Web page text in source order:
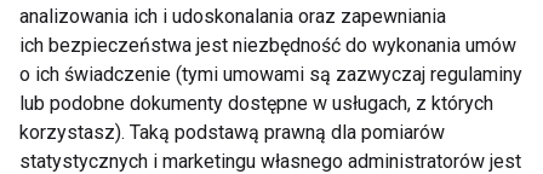
Wpływ kolorów na
nastrój i apetyt –
psychologia jedzenia
Poznaj 3 przepisy na
fit letnie sałatki
analizowania ich i udoskonalania oraz zapewniania
ich bezpieczeństwa jest niezbędność do wykonania umów
o ich świadczenie (tymi umowami są zazwyczaj regulaminy
lub podobne dokumenty dostępne w usługach, z których
korzystasz). Taką podstawą prawną dla pomiarów
statystycznych i marketingu własnego administratorów jest